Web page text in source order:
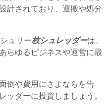
計されており、運搬や処分
ュリー枝シュレッダーは、
らゆるビジネスや運営に最
倒や費用にさよならを告
ッダーに投資しましょう。